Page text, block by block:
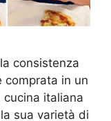
consistenza
comprata in un
cucina italiana
sua varietà di